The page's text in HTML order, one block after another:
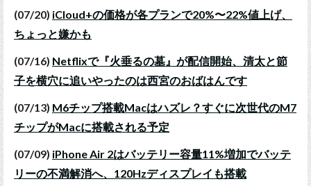
(07/20) iCloud+の価格が各プランで20%〜22%値上げ、
ちょっと嫌かも
(07/16) Netflixで『火垂るの墓』が配信開始、清太と節
子を横穴に追いやったのは西宮のおばはんです
(07/13) M6チップ搭載Macはハズレ？すぐに次世代のM7
チップがMacに搭載される予定
(07/09) iPhone Air 2はバッテリー容量11%増加でバッテ
リーの不満解消へ、120Hzディスプレイも搭載